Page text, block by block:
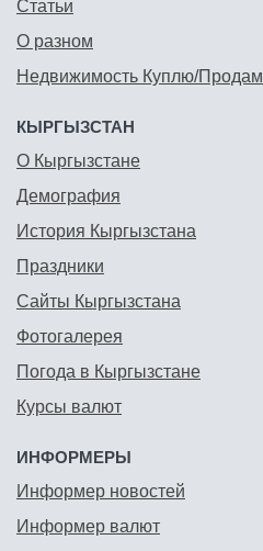
Статьи
О разном
Недвижимость Куплю/Продам
КЫРГЫЗСТАН
О Кыргызстане
Демография
История Кыргызстана
Праздники
Сайты Кыргызстана
Фотогалерея
Погода в Кыргызстане
Курсы валют
ИНФОРМЕРЫ
Информер новостей
Информер валют